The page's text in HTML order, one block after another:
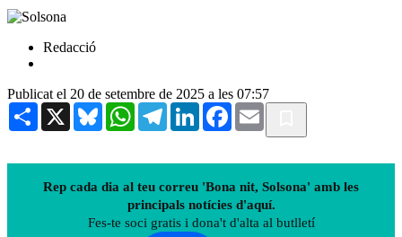
Redacció
Publicat el 20 de setembre de 2025 a les 07:57
Share X BlueskyWhatsAppTelegramLinkedInFacebook
Email
Rep cada dia al teu correu 'Bona nit, Solsona' amb les
principals notícies d'aquí.
Fes-te soci gratis i dona't d'alta al butlletí